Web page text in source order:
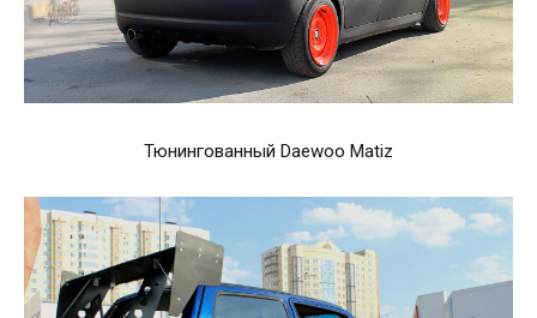
Тюнингованный Daewoo Matiz